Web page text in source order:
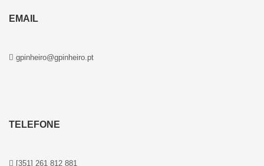
EMAIL
gpinheiro@gpinheiro.pt
TELEFONE
[351] 261 812 881